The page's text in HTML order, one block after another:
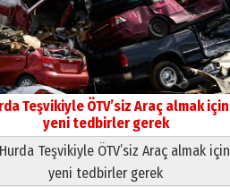
Teşvikiyle ÖTV’siz Araç almak için
yeni tedbirler gerek
Teşvikiyle ÖTV’siz Araç almak için
yeni tedbirler gerek
Neşat YALÇIN
Paranın Aile Kültüründeki Yeri
03 Ağustos 2026 Pazartesi
Yıldırım Gündoğdu
HAVVA’NIN ÜÇ KIZI